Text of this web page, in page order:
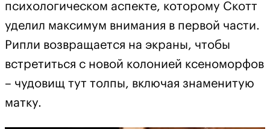
психологическом аспекте, которому Скотт
уделил максимум внимания в первой части.
Рипли возвращается на экраны, чтобы
встретиться с новой колонией ксеноморфов
– чудовищ тут толпы, включая знаменитую
матку.